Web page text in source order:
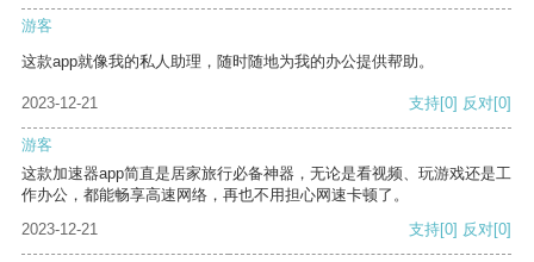
游客
这款app就像我的私人助理，随时随地为我的办公提供帮助。
2023-12-21 支持[0] 反对[0]
游客
这款加速器app简直是居家旅行必备神器，无论是看视频、玩游戏还是工
作办公，都能畅享高速网络，再也不用担心网速卡顿了。
2023-12-21
支持[0] 反对[0]